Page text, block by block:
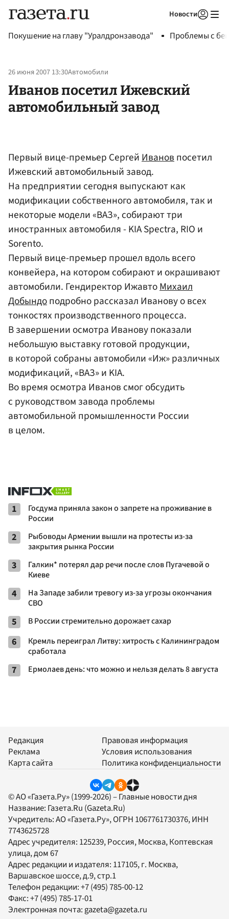
Новости
Покушение на главу "Уралдронзавода" Проблемы с
26 июня 2007 13:30Автомобили
Иванов посетил Ижевский
автомобильный завод
Первый вице-премьер СергейИвановпосетил
Ижевский автомобильный завод.
На предприятии сегодня выпускают как
модификации собственного автомобиля, так и
некоторые модели «ВАЗ», собирают три
иностранных автомобиля - KIA Spectra, RIO и
Sorento.
Первый вице-премьер прошел вдоль всего
конвейера, на котором собирают и окрашивают
автомобили. Гендиректор ИжавтоМихаил
Добындоподробно рассказал Иванову о всех
тонкостях производственного процесса.
В завершении осмотра Иванову показали
небольшую выставку готовой продукции,
в которой собраны автомобили «Иж» различных
модификаций, «ВАЗ» и KIA.
Во время осмотра Иванов смог обсудить
с руководством завода проблемы
автомобильной промышленности России
в целом.
1
Госдума приняла закон о запрете на проживание в
России
2
Рыбоводы Армении вышли на протесты из-за
закрытия рынка России
3
Галкин* потерял дар речи после слов Пугачевой о
Киеве
4
На Западе забили тревогу из-за угрозы окончания
СВО
5 В России стремительно дорожает сахар
6
Кремль переиграл Литву: хитрость с Калининградом
сработала
7 Ермолаев день: что можно и нельзя делать 8 августа
Редакция
Реклама
Карта сайта
Правовая информация
Условия использования
Политика конфиденциальности
© АО «Газета.Ру» (1999-2026) – Главные новости дня
Название: Газета.Ru (Gazeta.Ru)
Учредитель:АО «Газета.Ру», ОГРН 1067761730376, ИНН
7743625728
Адрес учредителя: 125239, Россия, Москва, Коптевская
улица, дом 67
Адрес редакции и издателя: 117105, г. Москва,
Варшавское шоссе, д.9, стр.1
Телефон редакции:+7 (495) 785-00-12
Факс:+7 (495) 785-17-01
Электронная почта:gazeta@gazeta.ru